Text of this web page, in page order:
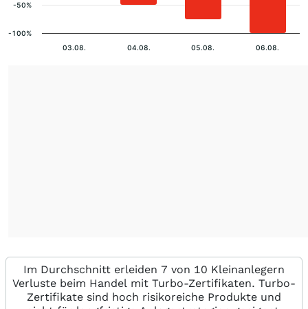
03.08. 04.08. 05.08. 06.08.
-100%
-50%
Im Durchschnitt erleiden 7 von 10 Kleinanlegern
Verluste beim Handel mit Turbo-Zertifikaten. Turbo-
Zertifikate sind hoch risikoreiche Produkte und